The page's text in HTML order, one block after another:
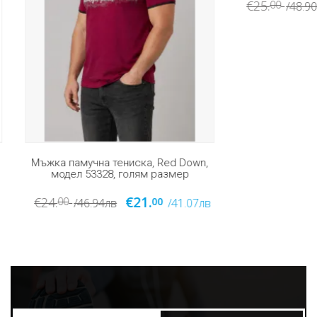
тениска, Red Down,
53328, голям размер
/46.94лв €21.00 /41.07лв
/48.90лв €22.00